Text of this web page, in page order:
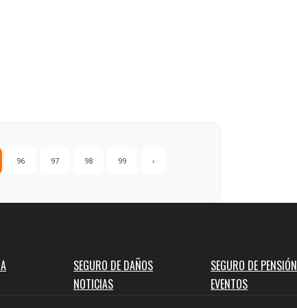
96 97 98 99 ›
SEGURO DE DAÑOS SEGURO DE PENSIÓN
NOTICIAS EVENTOS